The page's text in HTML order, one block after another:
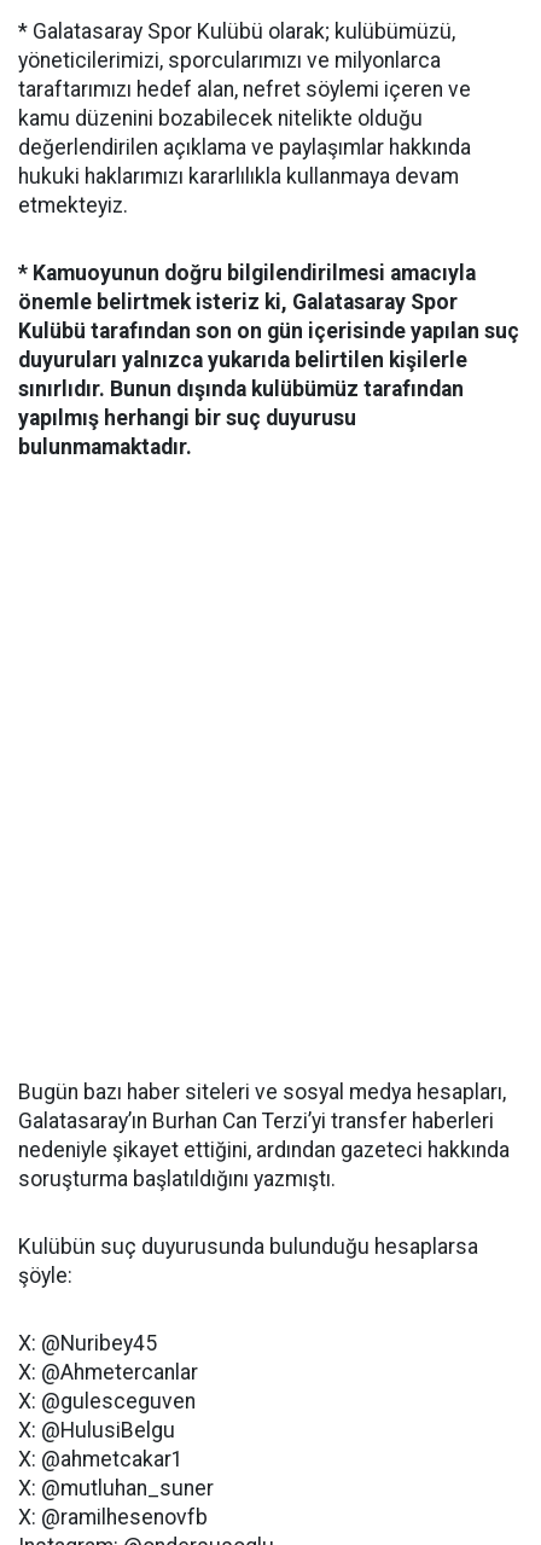
* Galatasaray Spor Kulübü olarak; kulübümüzü,
yöneticilerimizi, sporcularımızı ve milyonlarca
taraftarımızı hedef alan, nefret söylemi içeren ve
kamu düzenini bozabilecek nitelikte olduğu
değerlendirilen açıklama ve paylaşımlar hakkında
hukuki haklarımızı kararlılıkla kullanmaya devam
etmekteyiz.
* Kamuoyunun doğru bilgilendirilmesi amacıyla
önemle belirtmek isteriz ki, Galatasaray Spor
Kulübü tarafından son on gün içerisinde yapılan suç
duyuruları yalnızca yukarıda belirtilen kişilerle
sınırlıdır. Bunun dışında kulübümüz tarafından
yapılmış herhangi bir suç duyurusu
bulunmamaktadır.
Bugün bazı haber siteleri ve sosyal medya hesapları,
Galatasaray’ın Burhan Can Terzi’yi transfer haberleri
nedeniyle şikayet ettiğini, ardından gazeteci hakkında
soruşturma başlatıldığını yazmıştı.
Kulübün suç duyurusunda bulunduğu hesaplarsa
şöyle:
X: @Nuribey45
X: @Ahmetercanlar
X: @gulesceguven
X: @HulusiBelgu
X: @ahmetcakar1
X: @mutluhan_suner
X: @ramilhesenovfb